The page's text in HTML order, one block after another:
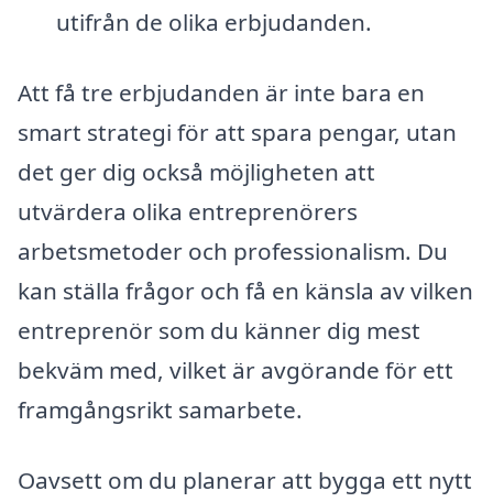
utifrån de olika erbjudanden.
Att få tre erbjudanden är inte bara en
smart strategi för att spara pengar, utan
det ger dig också möjligheten att
utvärdera olika entreprenörers
arbetsmetoder och professionalism. Du
kan ställa frågor och få en känsla av vilken
entreprenör som du känner dig mest
bekväm med, vilket är avgörande för ett
framgångsrikt samarbete.
Oavsett om du planerar att bygga ett nytt